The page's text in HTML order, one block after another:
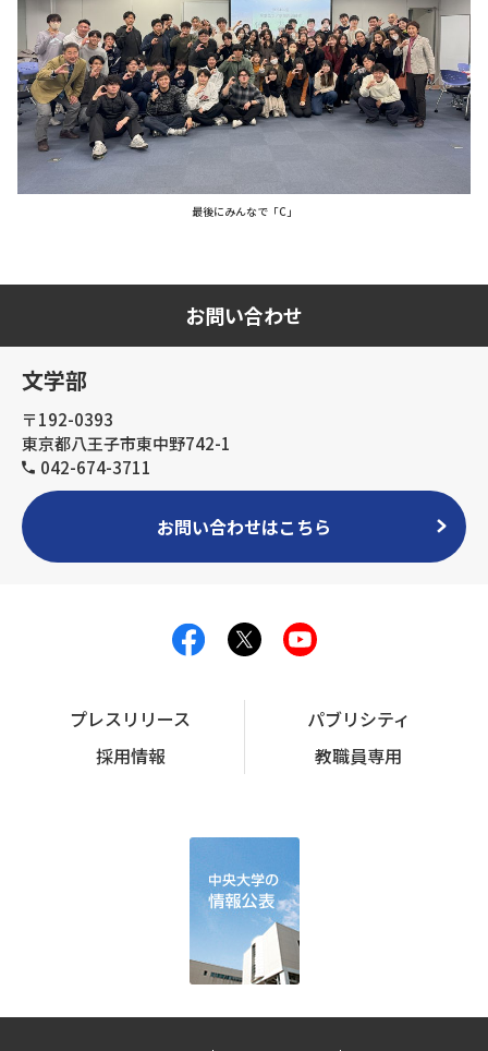
最後にみんなで「C」
お問い合わせ
文学部
〒192-0393
東京都八王子市東中野742-1
042-674-3711
お問い合わせはこちら
プレスリリース
パブリシティ
採用情報
教職員専用